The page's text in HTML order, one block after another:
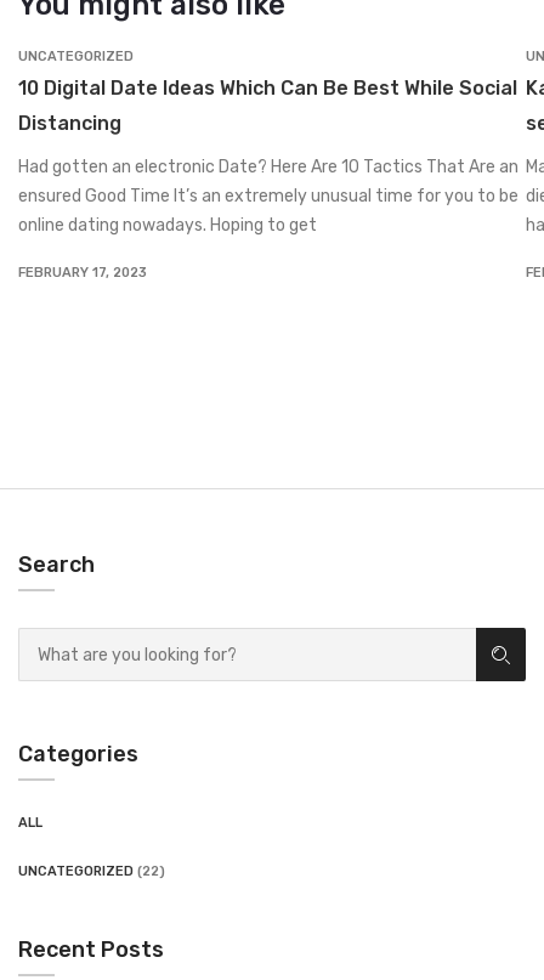
Search
Categories
ALL
UNCATEGORIZED (22)
Recent Posts
UNCATEGORIZED
10 Digital Date Ideas Which Can Be Best While Social
Distancing
Had gotten an electronic Date? Here Are 10 Tactics That Are an
ensured Good Time It’s an extremely unusual time for you to be
online dating nowadays. Hoping to get
FEBRUARY 17, 2023